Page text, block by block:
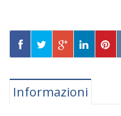
Informazioni